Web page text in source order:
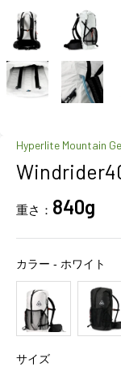
Hyperlite Mountain
重さ： 840g
カラー - ホワイト
サイズサイズ